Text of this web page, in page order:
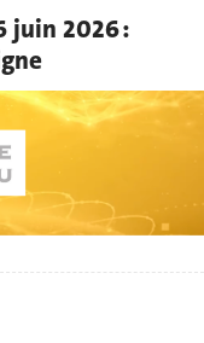
juin 2026 :